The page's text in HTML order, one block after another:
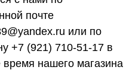
почте
или по
+7 (921) 710-51-17 в
время нашего магазина